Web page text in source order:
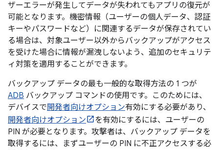
ザーエラーが発生してデータが失われてもアプリの復元が
可能となります。機密情報（ユーザーの個人データ、認証
キーやパスワードなど）に関連するデータが保存されてい
る場合は、対象ユーザー以外からバックアップがアクセス
を受けた場合に情報が漏洩しないよう、追加のセキュリテ
ィ対策を適用することができます。
バックアップ データの最も一般的な取得方法の 1 つが
ADB バックアップ コマンドの使用です。このためには、
デバイスで開発者向けオプション有効にする必要があり、
開発者向けオプション
を有効にするには、ユーザーの
PIN が必要となります。攻撃者は、バックアップ データを
取得するには、まずユーザーの PIN に不正アクセスする必